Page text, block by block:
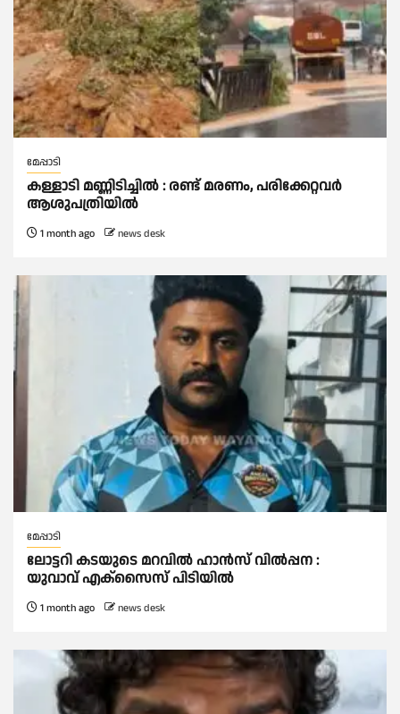
മേപ്പാടി
കള്ളാടി മണ്ണിടിച്ചില്‍ : രണ്ട് മരണം, പരിക്കേറ്റവർ
ആശുപത്രിയിൽ
1 month ago news desk
മേപ്പാടി
ലോട്ടറി കടയുടെ മറവിൽ ഹാൻസ് വിൽപ്പന :
യുവാവ് എക്സൈസ് പിടിയിൽ
1 month ago news desk